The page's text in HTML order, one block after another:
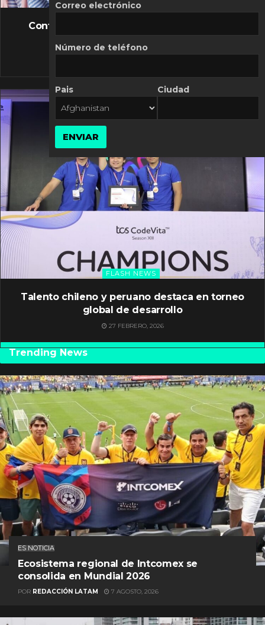
FLASH NEWS
Controversia de Mercado Libre por costos
10 MARZO, 2026
FLASH NEWS
Talento chileno y peruano destaca en torneo
global de desarrollo
27 FEBRERO, 2026
Trending News
ES NOTICIA
Ecosistema regional de Intcomex se
consolida en Mundial 2026
POR REDACCIÓN LATAM 7 AGOSTO, 2026
Correo electrónico
Número de teléfono
Pais Ciudad
ENVIAR